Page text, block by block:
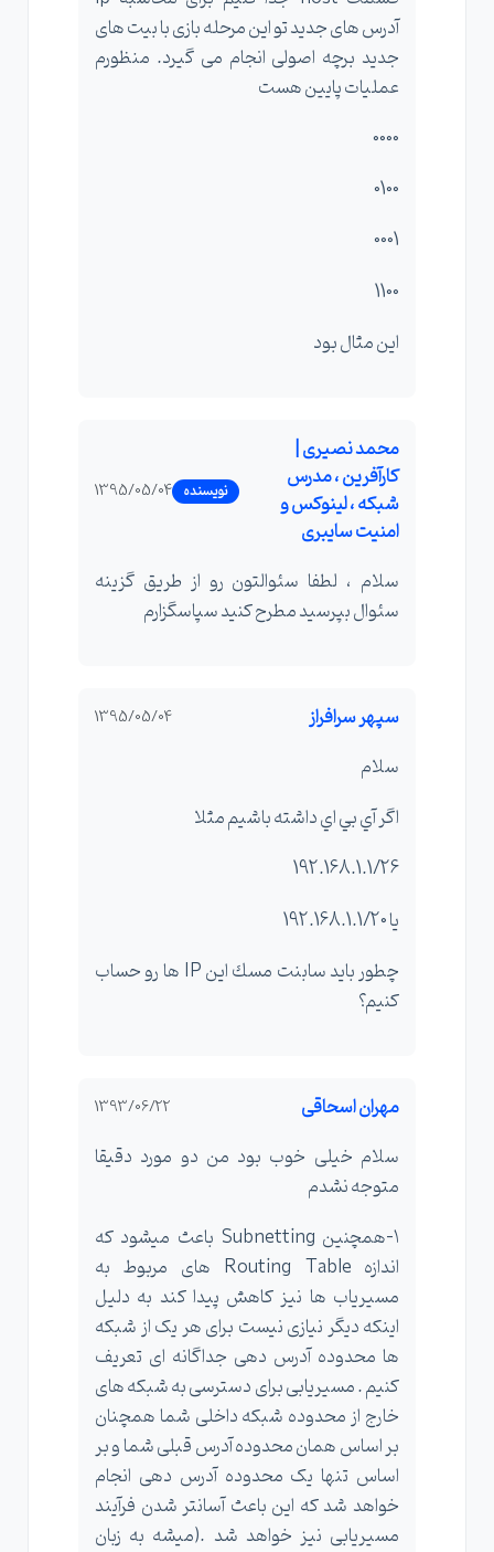
آدرس های جدید تو این مرحله بازی با بیت های
جدید برچه اصولی انجام می گیرد. منظورم
عملیات پایین هست
0000
0100
0001
1100
این مثال بود
محمد نصیری |
کارآفرین ، مدرس
شبکه ، لینوکس و
امنیت سایبری
نویسنده 1395/05/04
سلام ، لطفا سئوالتون رو از طریق گزینه
سئوال بپرسید مطرح کنید سپاسگزارم
سپهر سرافراز 1395/05/04
سلام
اگر آي بي اي داشته باشيم مثلا
192.168.1.1/26
يا 192.168.1.1/20
چطور بايد سابنت مسك اين IP ها رو حساب
كنيم؟
مهران اسحاقی 1393/06/22
سلام خیلی خوب بود من دو مورد دقیقا
متوجه نشدم
۱-همچنین Subnetting باعث میشود که
اندازه Routing Table های مربوط به
مسیریاب ها نیز کاهش پیدا کند به دلیل
اینکه دیگر نیازی نیست برای هر یک از شبکه
ها محدوده آدرس دهی جداگانه ای تعریف
کنیم . مسیریابی برای دسترسی به شبکه های
خارج از محدوده شبکه داخلی شما همچنان
بر اساس همان محدوده آدرس قبلی شما و بر
اساس تنها یک محدوده آدرس دهی انجام
خواهد شد که این باعث آسانتر شدن فرآیند
مسیریابی نیز خواهد شد .(میشه به زبان